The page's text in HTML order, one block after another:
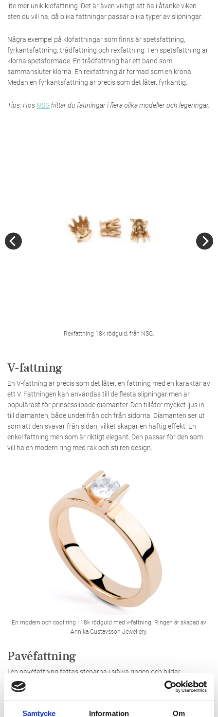
Samtycke Information Om
lite mer unik klofattning. Det är även viktigt att ha i åtanke viken
sten du vill ha, då olika fattningar passar olika typer av slipningar.
Några exempel på klofattningar som finns är spetsfattning,
fyrkantsfattning, trådfattning och rexfattning. I en spetsfattning är
klorna spetsformade. En trådfattning har ett band som
sammansluter klorna. En rexfattning är formad som en krona.
Medan en fyrkantsfattning är precis som det låter, fyrkantig.
Tips: HosNSGhittar du fattningar i flera olika modeller och legeringar.
Rexfattning 18k rödguld, från NSG.
V-fattning
En V-fattning är precis som det låter, en fattning med en karaktär av
ett V. Fattningen kan användas till de flesta slipningar men är
populärast för prinsesslipade diamanter. Den tillåter mycket ljus in
till diamanten, både underifrån och från sidorna. Diamanten ser ut
som att den svävar från sidan, vilket skapar en häftig effekt. En
enkel fattning men som är riktigt elegant. Den passar för den som
vill ha en modern ring med rak och stilren design.
En modern och cool ring i 18k rödguld med v-fattning. Ringen är skapad av
Annika Gustavsson Jewellery.
Pavéfattning
I en pavéfattning fattas stenarna i själva ringen och bildar
tillsammans ett vackert band av ädelstenar. Ofta sitter stenarna så
tätt att metallen mellan dem inte syns. Pavéfattningen är otroligt
får ringen att gnistra!